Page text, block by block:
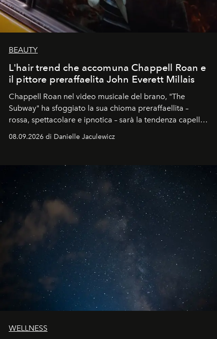
BEAUTY
L'hair trend che accomuna Chappell Roan e
il pittore preraffaelita John Everett Millais
Chappell Roan nel video musicale del brano, "The
Subway" ha sfoggiato la sua chioma preraffaellita –
rossa, spettacolare e ipnotica – sarà la tendenza capelli
08.09.2026 di Danielle Jaculewicz
WELLNESS